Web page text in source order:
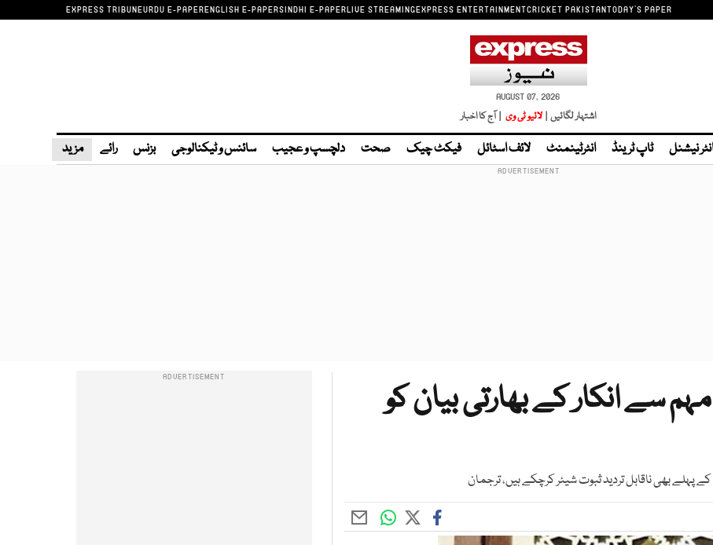
EXPRESS TRIBUNEURDU E-PAPERENGLISH E-PAPERSINDHI E-PAPERLIVE STREAMINGEXPRESS ENTERTAINMENTCRICKET PAKISTANTODAY'S PAPER
AUGUST 07, 2026
اشتہار لگائیں | لائیو ٹی وی | آج کا اخبار
انٹر نیشنل ٹاپ ٹرینڈ انٹرٹینمنٹ لائف اسٹائل فیکٹ چیک صحت دلچسپ و عجیب سائنس و ٹیکنالوجی بزنس رائے مزید
سے انکار کے بھارتی بیان کو
بھی ناقابل تردید ثبوت شیئر کرچکے ہیں، ترجمان